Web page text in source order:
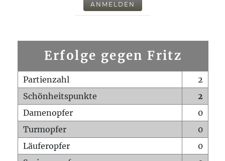
ANMELDEN
Erfolge gegen Fritz
Partienzahl
2
Schönheitspunkte
2
Damenopfer
0
Turmopfer
0
Läuferopfer
0